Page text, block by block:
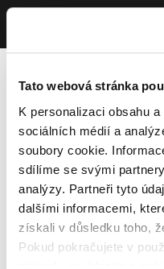
Tato webová stránka
K personalizaci obsahu
sociálních médií a
soubory cookie.
sdílíme se svými
analýzy. Partneři tyto
dalšími informacemi,
získali v důsledku toho,
Pokud pokračujete v